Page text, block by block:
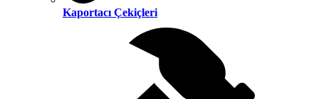
Kaportacı Çekiçleri